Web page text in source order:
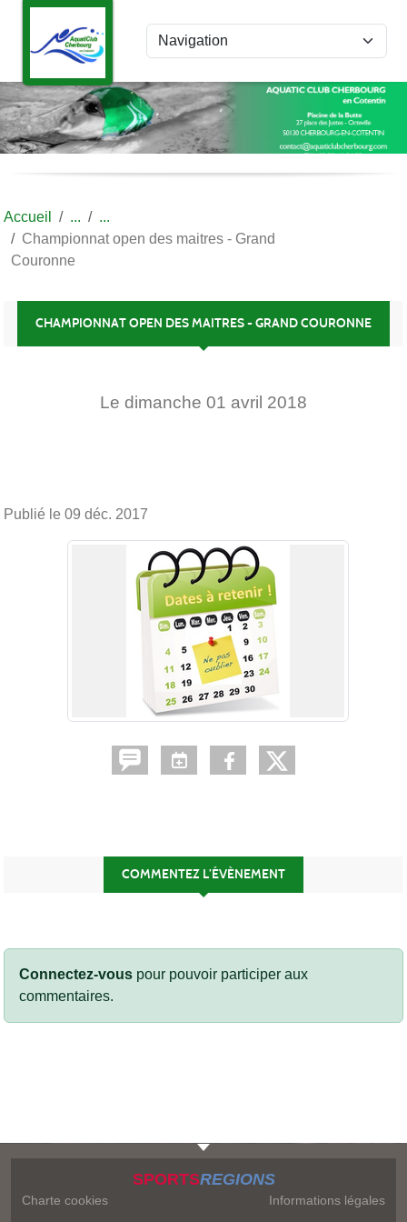
Accueil
Championnat open des maitres - Grand
Couronne
CHAMPIONNAT OPEN DES MAITRES - GRAND COURONNE
Le dimanche 01 avril 2018
Publié le 09 déc. 2017
COMMENTEZ L’ÉVÈNEMENT
Connectez-vous pour pouvoir participer aux
commentaires.
SPORTSREGIONS
Charte cookies
Informations légales
Panneau de gestion des cookies